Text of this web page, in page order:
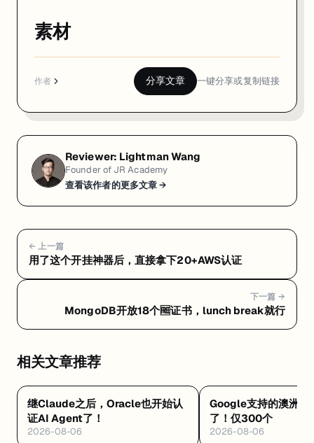
素材
作者 分享文章 一键分享或复制链接
Reviewer: Lightman Wang
Founder of JR Academy
查看该作者的更多文章 →
← 上一篇
用了这个开挂神器后，直接拿下20+AWS认证
下一篇 →
MongoDB开放18个🆓证书，lunch break就行
相关文章推荐
继Claude之后，Oracle也开始认
证AI Agent了！
2026-08-06
Google支持的澳洲
了！仅300个
2026-08-06